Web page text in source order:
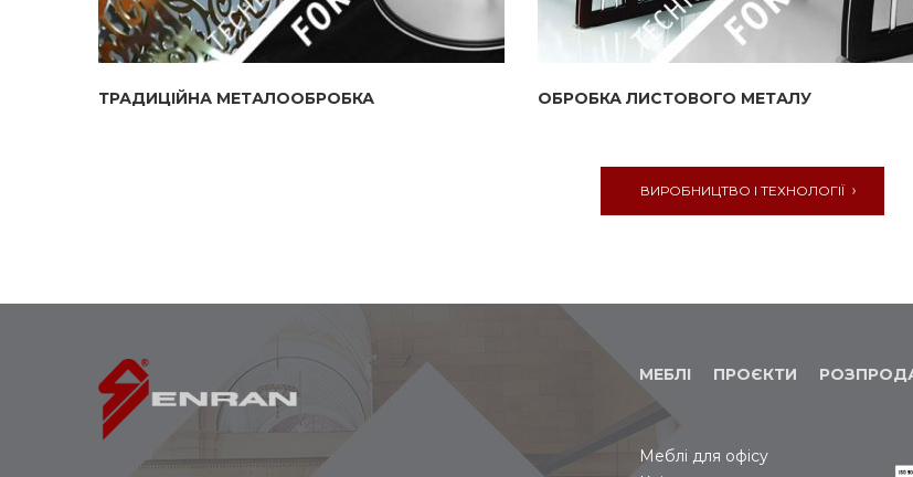
ТРАДИЦІЙНА МЕТАЛООБРОБКА ОБРОБКА ЛИСТОВОГО МЕТАЛУ
ВИРОБНИЦТВО І ТЕХНОЛОГІЇ
МЕБЛІ ПРОЄКТИ
Меблі для офісу